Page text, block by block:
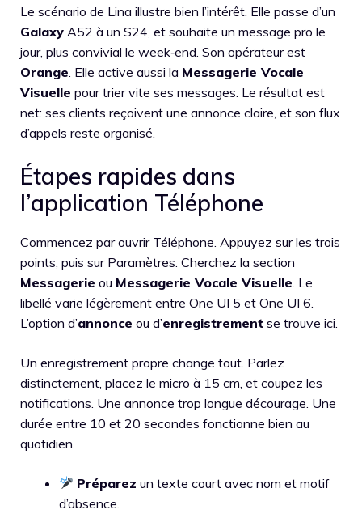
Le scénario de Lina illustre bien l’intérêt. Elle passe d’un
Galaxy A52 à un S24, et souhaite un message pro le
jour, plus convivial le week‑end. Son opérateur est
Orange . Elle active aussi la Messagerie Vocale
Visuelle pour trier vite ses messages. Le résultat est
net: ses clients reçoivent une annonce claire, et son flux
d’appels reste organisé.
Étapes rapides dans
l’application Téléphone
Commencez par ouvrir Téléphone. Appuyez sur les trois
points, puis sur Paramètres. Cherchez la section
Messagerie ou Messagerie Vocale Visuelle . Le
libellé varie légèrement entre One UI 5 et One UI 6.
L’option d’annonce ou d’enregistrement se trouve ici.
Un enregistrement propre change tout. Parlez
distinctement, placez le micro à 15 cm, et coupez les
notifications. Une annonce trop longue décourage. Une
durée entre 10 et 20 secondes fonctionne bien au
quotidien.
Préparez un texte court avec nom et motif
d’absence.